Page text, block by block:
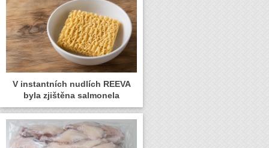
V instantních nudlích REEVA
byla zjištěna salmonela